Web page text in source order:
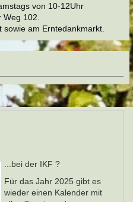
von 10-12Uhr
Weg 102.
am Erntedankmarkt.
...bei der IKF ?
Für das Jahr 2025 gibt es
wieder einen Kalender mit